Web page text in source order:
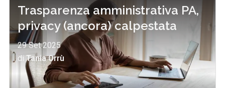
Trasparenza amministrativa PA,
privacy (ancora) calpestata
29 Set 2025
diTania Orrù